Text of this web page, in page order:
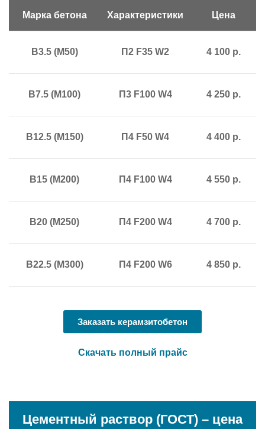
Марка бетона Характеристики Цена
В3.5 (М50) П2 F35 W2 4 100 р.
В7.5 (М100) П3 F100 W4 4 250 р.
В12.5 (М150) П4 F50 W4 4 400 р.
В15 (М200) П4 F100 W4 4 550 р.
В20 (М250) П4 F200 W4 4 700 р.
В22.5 (М300) П4 F200 W6 4 850 р.
Заказать керамзитобетон
Скачать полный прайс
Цементный раствор (ГОСТ) – цена